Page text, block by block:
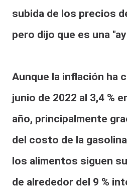
subida de los precios
pero dijo que es una
Aunque la inflación ha
junio de 2022 al 3,4 %
año, principalmente
del costo de la
los alimentos siguen
de alrededor del 9 %